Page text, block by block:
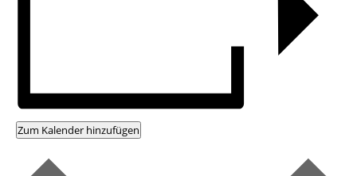
Zum Kalender hinzufügen